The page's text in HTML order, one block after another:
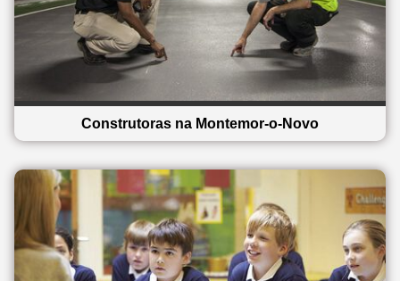
Construtoras na Montemor-o-Novo